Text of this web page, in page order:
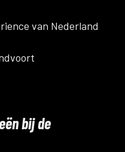
van Nederland
bij de